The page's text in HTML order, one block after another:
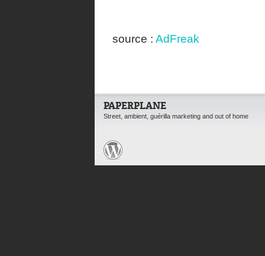
source : AdFreak
PAPERPLANE
Street, ambient, guérilla marketing and out of home